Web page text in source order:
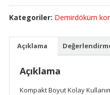
P24/24
YOĞUŞMALI
Kategoriler: Demirdöküm
Açıklama
Açıklama
Kompakt Boyut Kolay